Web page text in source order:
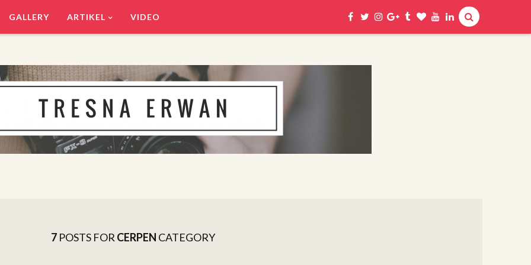
GALLERY ARTIKEL VIDEO
7POSTS FOR CERPEN CATEGORY